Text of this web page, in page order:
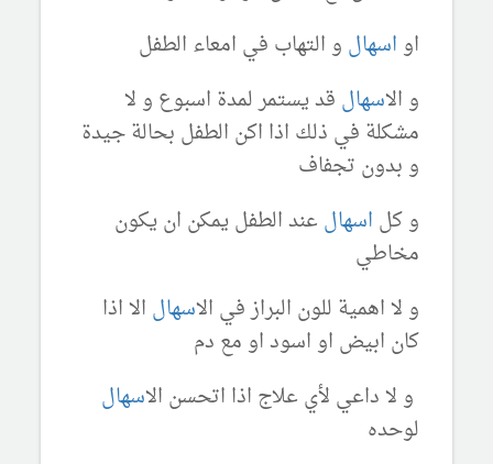
او اسهال و التهاب في امعاء الطفل
و الاسهال قد يستمر لمدة اسبوع و لا
مشكلة في ذلك اذا اكن الطفل بحالة جيدة
و بدون تجفاف
و كل اسهال عند الطفل يمكن ان يكون
مخاطي
و لا اهمية للون البراز في الاسهال الا اذا
كان ابيض او اسود او مع دم
و لا داعي لأي علاج اذا اتحسن الاسهال
لوحده